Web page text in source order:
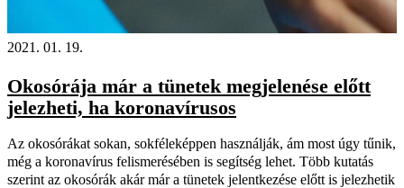
2021. 01. 19.
Okosórája már a tünetek megjelenése előtt
jelezheti, ha koronavírusos
Az okosórákat sokan, sokféleképpen használják, ám most úgy tűnik,
még a koronavírus felismerésében is segítség lehet. Több kutatás
szerint az okosórák akár már a tünetek jelentkezése előtt is jelezhetik